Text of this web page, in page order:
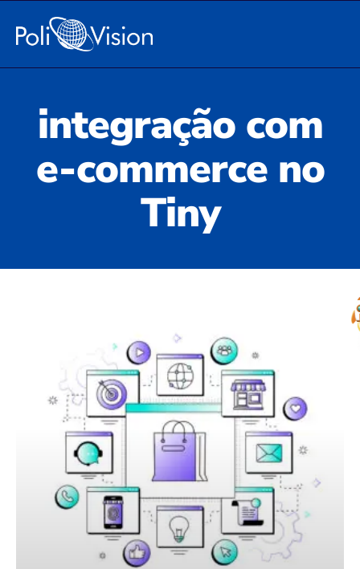
integração com
e-commerce no
Tiny